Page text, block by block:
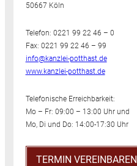
50667 Köln
Telefon: 0221 99 22 46 – 0
Fax: 0221 99 22 46 – 99
info@kanzlei-potthast.de
www.kanzlei-potthast.de
Telefonische Erreichbarkeit:
Mo – Fr: 09:00 – 13:00 Uhr und
Mo, Di und Do: 14:00-17:30 Uhr
TERMIN VEREINBAREN